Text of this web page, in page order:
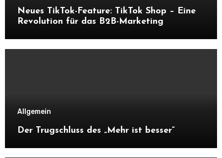
Neues TikTok-Feature: TikTok Shop – Eine
Revolution für das B2B-Marketing
Allgemein
Der Trugschluss des „Mehr ist besser“